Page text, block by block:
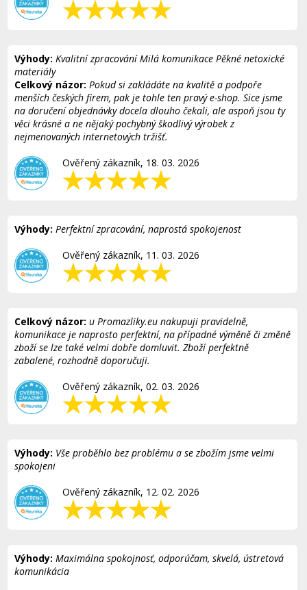
Výhody: Kvalitní zpracování Milá komunikace Pěkné netoxické
materiály
Celkový názor: Pokud si zakládáte na kvalitě a podpoře
menších českých firem, pak je tohle ten pravý e-shop. Sice jsme
na doručení objednávky docela dlouho čekali, ale aspoň jsou ty
věci krásné a ne nějaký pochybný škodlivý výrobek z
nejmenovaných internetových tržišť.
Ověřený zákazník, 18. 03. 2026
Výhody: Perfektní zpracování, naprostá spokojenost
Ověřený zákazník, 11. 03. 2026
Celkový názor: u Promazliky.eu nakupuji pravidelně,
komunikace je naprosto perfektní, na případné výměně či změně
zboží se lze také velmi dobře domluvit. Zboží perfektně
zabalené, rozhodně doporučuji.
Ověřený zákazník, 02. 03. 2026
Výhody: Vše proběhlo bez problému a se zbožím jsme velmi
spokojeni
Ověřený zákazník, 12. 02. 2026
Výhody: Maximálna spokojnosť, odporúčam, skvelá, ústretová
komunikácia